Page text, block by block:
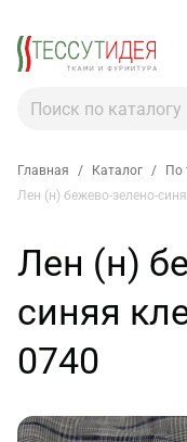
Главная / Каталог / По
Лен (н) бежево-зелено-
Лен (н)
синяя
0740